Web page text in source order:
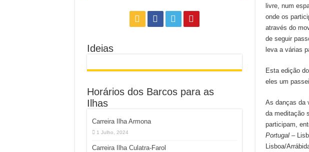
livre, num
onde os
através do
de seguir
leva a várias
Esta edição do
eles um
As danças da
da meditação
participam,
Portugal–
Lisboa/
Ideias
Horários dos Barcos para as
Ilhas
Carreira Ilha Armona
1 Julho, 2024
Carreira Ilha Culatra-Farol